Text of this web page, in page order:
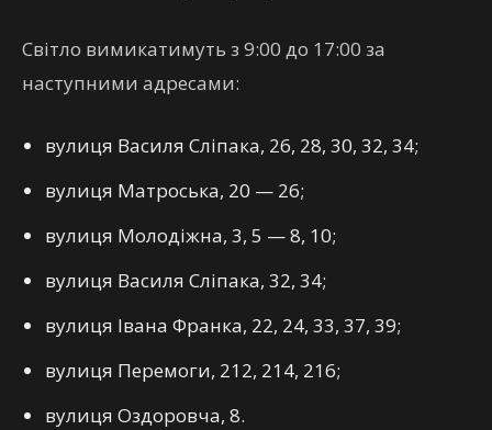
Світло вимикатимуть з 9:00 до 17:00 за
наступними адресами:
вулиця Василя Сліпака, 26, 28, 30, 32, 34;
вулиця Матроська, 20 — 26;
вулиця Молодіжна, 3, 5 — 8, 10;
вулиця Василя Сліпака, 32, 34;
вулиця Івана Франка, 22, 24, 33, 37, 39;
вулиця Перемоги, 212, 214, 216;
вулиця Оздоровча, 8.